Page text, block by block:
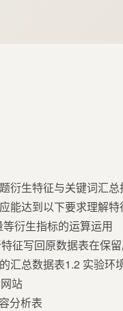
衍生特征与关键词汇总
能达到以下要求理解特
衍生指标的运算运用
征写回原数据表在保
汇总数据表1.2 实验环
站
分析表